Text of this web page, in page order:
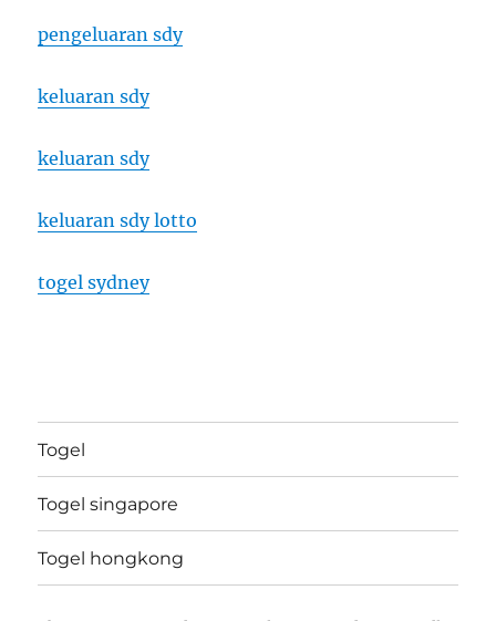
pengeluaran sdy
keluaran sdy
keluaran sdy
keluaran sdy lotto
togel sydney
Togel
Togel singapore
Togel hongkong